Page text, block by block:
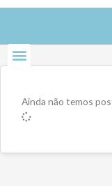
Ainda não temos